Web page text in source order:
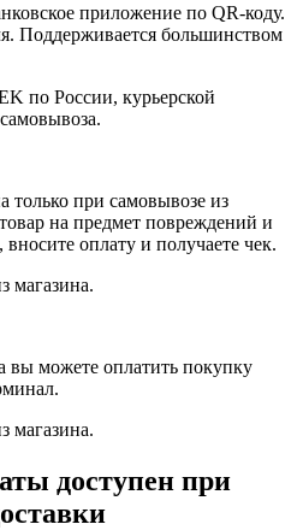
приложение по QR-коду.
Поддерживается большинством
по России, курьерской
при самовывозе из
на предмет повреждений и
оплату и получаете чек.
магазина.
вы можете оплатить покупку
магазина.
доступен при